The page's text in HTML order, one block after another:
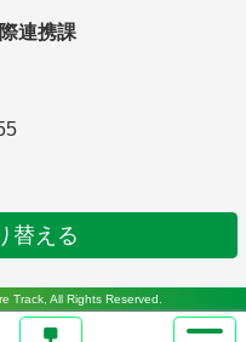
連携課
替える
Track, All Rights Reserved.